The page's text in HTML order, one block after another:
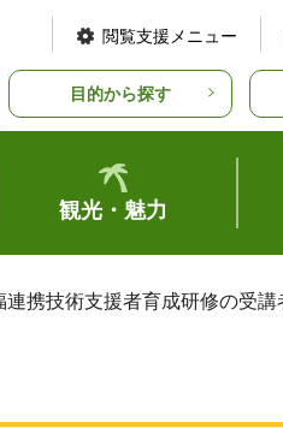
閲覧支援メニュー
目的から探す
観光・魅力
連携技術支援者育成研修の受講